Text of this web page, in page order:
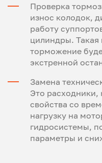
Проверка
износ колодок,
работу
цилиндры. Такая
торможение
экстренной
Замена
Это расходники,
свойства со
нагрузку на
гидросистемы,
параметры и